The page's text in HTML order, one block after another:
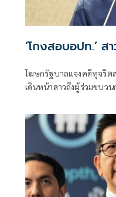
‘โกงสอบอปท.’
โฆษกรัฐบาลแจงคดีทุจริ
เดินหน้าสาวถึงผู้ร่วมขบว
ประชาชนต่อระบบการส